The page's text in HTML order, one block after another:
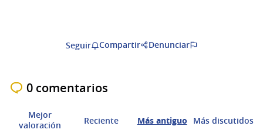
Seguir Compartir Denunciar
0 comentarios
Mejor
valoración
Reciente Más antiguo Más discutidos